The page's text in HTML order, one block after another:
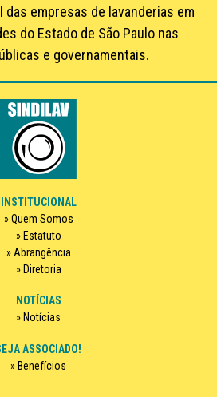
empresas de lavanderias em
do Estado de São Paulo nas
e governamentais.
INSTITUCIONAL
Quem Somos
Estatuto
Abrangência
Diretoria
NOTÍCIAS
Notícias
ASSOCIADO!
Benefícios